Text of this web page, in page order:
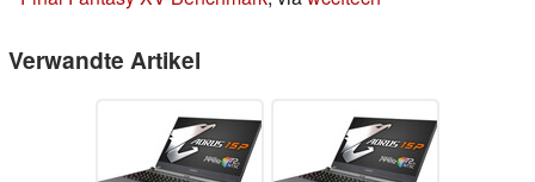
Verwandte Artikel